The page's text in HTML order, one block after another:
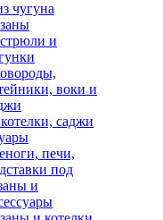
чугуна
и
воки и
саджи
печи,
под
и